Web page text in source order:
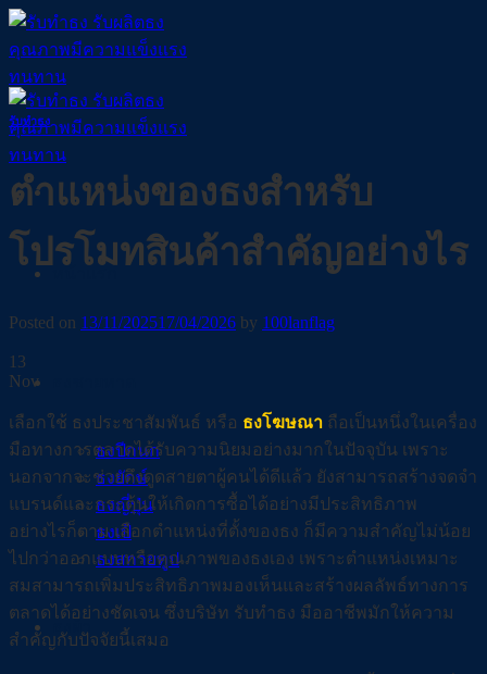
Skip
content
ธงปีกนก
ธงยักษ์
ธงญี่ปุ่น
ธงเป้
ธงสกายทูป
รับทำธง
ตำแหน่งของธงสำหรับ
โปรโมทสินค้าสำคัญอย่างไร
Posted on 13/11/202517/04/2026 by 100lanflag
13
Nov
เลือกใช้ ธงประชาสัมพันธ์ หรือ ธงโฆษณา ถือเป็นหนึ่งในเครื่อง
มือทางการตลาดได้รับความนิยมอย่างมากในปัจจุบัน เพราะ
นอกจากจะช่วยดึงดูดสายตาผู้คนได้ดีแล้ว ยังสามารถสร้างจดจำ
แบรนด์และกระตุ้นให้เกิดการซื้อได้อย่างมีประสิทธิภาพ
อย่างไรก็ตาม เลือกตำแหน่งที่ตั้งของธง ก็มีความสำคัญไม่น้อย
ไปกว่าออกแบบหรือคุณภาพของธงเอง เพราะตำแหน่งเหมาะ
สมสามารถเพิ่มประสิทธิภาพมองเห็นและสร้างผลลัพธ์ทางการ
ตลาดได้อย่างชัดเจน ซึ่งบริษัท รับทำธง มืออาชีพมักให้ความ
สำคัญกับปัจจัยนี้เสมอ